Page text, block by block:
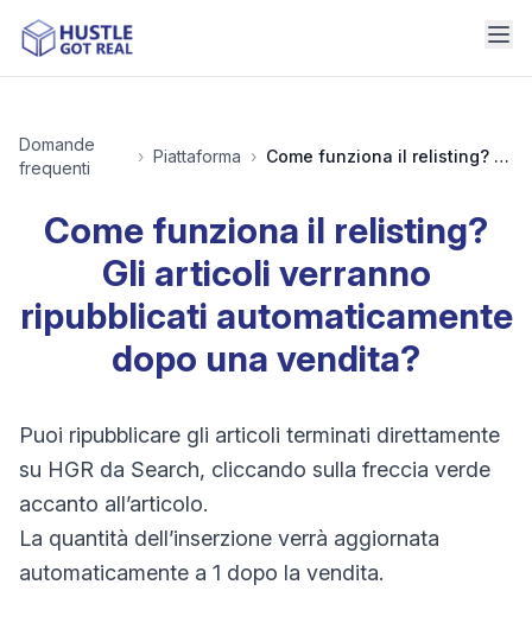
Domande
frequenti
› Piattaforma › Come funziona il relisting? Gli articoli verranno ripubblicati automaticamente dopo una vendita?
Come funziona il relisting?
Gli articoli verranno
ripubblicati automaticamente
dopo una vendita?
Puoi ripubblicare gli articoli terminati direttamente
su HGR da Search, cliccando sulla freccia verde
accanto all’articolo.
La quantità dell’inserzione verrà aggiornata
automaticamente a 1 dopo la vendita.